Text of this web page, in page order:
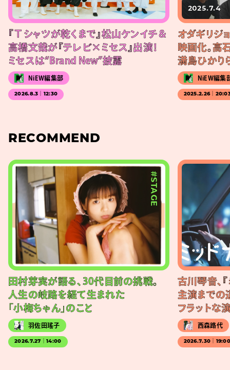
『Ｔシャツが乾くまで』松山ケンイチ＆
高橋文哉が『テレビ×ミセス』出演！
ミセスは“Brand New”披露
NiEW編集部
2026.8.3｜12:30
2025.7.4
オダギリジ
映画化。高
満島ひかり
NiEW編集
2025.2.26｜
RECOMMEND
#STAGE
田村芽実が語る、30代目前の挑戦。
人生の岐路を経て生まれた
「小梅ちゃん」のこと
羽佐田瑤子
2026.7.27｜14:00
古川琴音、
主演までの
フラットな
西森路代
2026.7.30｜